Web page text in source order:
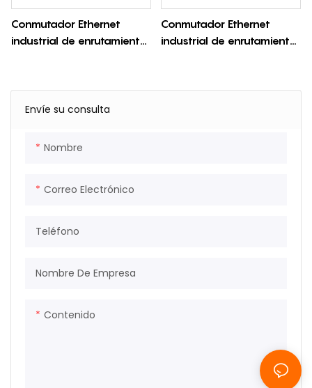
Envíe su consulta
Nombre
Correo Electrónico
Teléfono
Nombre De Empresa
Contenido
Conmutador Ethernet
industrial de enrutamiento
Conmutador Ethernet
industrial de enrutamiento